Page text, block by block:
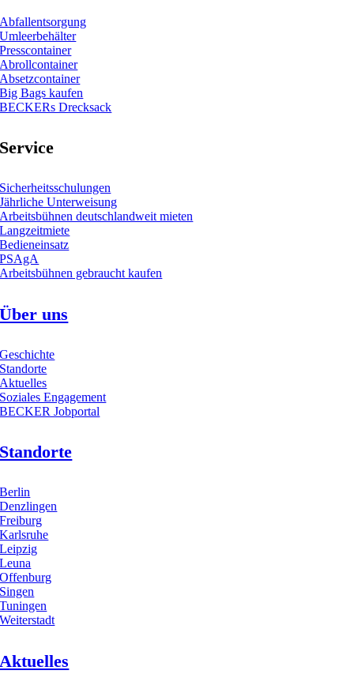
Abfallentsorgung
Umleerbehälter
Presscontainer
Abrollcontainer
Absetzcontainer
Big Bags kaufen
BECKERs Drecksack
Service
Sicherheitsschulungen
Jährliche Unterweisung
Arbeitsbühnen deutschlandweit mieten
Langzeitmiete
Bedieneinsatz
PSAgA
Arbeitsbühnen gebraucht kaufen
Über uns
Geschichte
Standorte
Aktuelles
Soziales Engagement
BECKER Jobportal
Standorte
Berlin
Denzlingen
Freiburg
Karlsruhe
Leipzig
Leuna
Offenburg
Singen
Tuningen
Weiterstadt
Aktuelles